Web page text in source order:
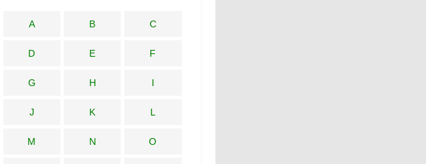
A B C
D E F
G H I
J K L
M N O